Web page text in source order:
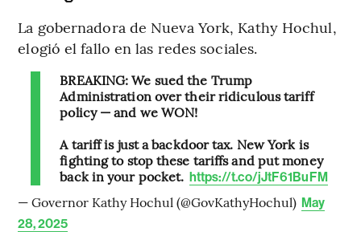
La gobernadora de Nueva York, Kathy Hochul,
elogió el fallo en las redes sociales.
BREAKING: We sued the Trump
Administration over their ridiculous tariff
policy — and we WON!
A tariff is just a backdoor tax. New York is
fighting to stop these tariffs and put money
back in your pocket. https://t.co/jJtF61BuFM
— Governor Kathy Hochul (@GovKathyHochul) May
28, 2025